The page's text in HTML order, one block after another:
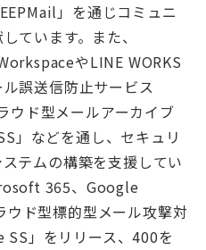
」を通じコミュニ
ています。また、
やLINE WORKS
誤送信防止サービス
ウド型メールアーカイブ
」などを通し、セキュリ
テムの構築を支援してい
365、Google
ド型標的型メール攻撃対
」をリリース、400を